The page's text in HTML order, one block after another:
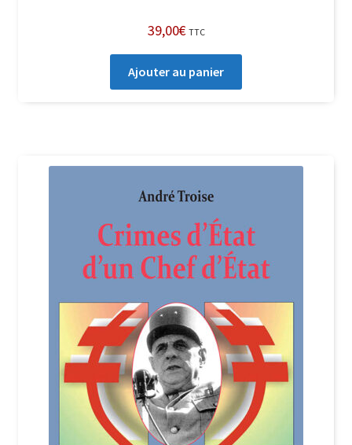
39,00€ TTC
Ajouter au panier